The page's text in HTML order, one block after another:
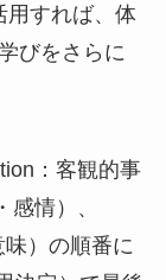
用すれば、体
びをさらに
：客観的事
情）、
）の順番に